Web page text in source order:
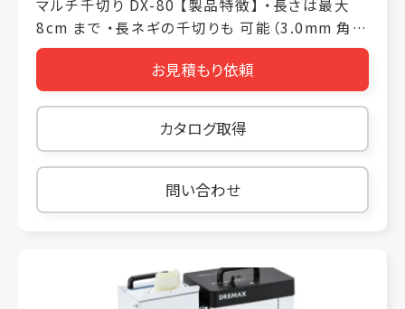
マルチ千切り DX-80 【製品特徴】 ・長さは最大
8cm まで ・長ネギの千切りも 可能（3.0mm 角以
上） ・豊富なオプション（千切り、スライス、短冊切
り） ・食材の繊維に沿って、キレイにカット 【製品
仕様】 価格 税抜き ￥158,000 機械寸法 W360
× L190 × H350（mm） 投入口 W80 × L80 ×
H70（mm） 定格消費電力 100/110W 50/60Hz
重量 7kg 使用時間 30 分 処理能力 ごぼう69
本/5 分 大根9 本/5 分 人参60 本/5 分 ※千
切盤（3×3mm）使用時 オプション スライス盤：
1.0mm、1.2 × 1.2mm、1.5 × 1.5mm、2.0 ×
2.0mm、 2.5 × 2.5mm、3.0 × 3.0mm、4.0 ×
お見積もり依頼
カタログ取得
問い合わせ